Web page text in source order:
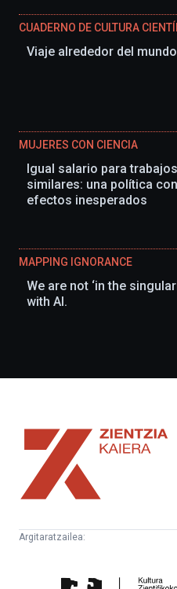
CUADERNO DE CULTURA
Viaje alrededor del mundo
MUJERES CON CIENCIA
Igual salario para trabajos
similares: una política con
efectos inesperados
MAPPING IGNORANCE
We are not ‘in the
with AI.
Zientzia
Kaiera
Argitaratzailea:
Zientifikoko